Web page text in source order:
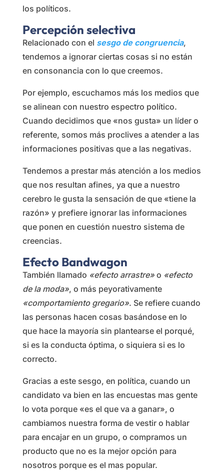
los políticos.
Percepción selectiva
Relacionado con el sesgo de congruencia,
tendemos a ignorar ciertas cosas si no están
en consonancia con lo que creemos.
Por ejemplo, escuchamos más los medios que
se alinean con nuestro espectro político.
Cuando decidimos que «nos gusta» un líder o
referente, somos más proclives a atender a las
informaciones positivas que a las negativas.
Tendemos a prestar más atención a los medios
que nos resultan afines, ya que a nuestro
cerebro le gusta la sensación de que «tiene la
razón» y prefiere ignorar las informaciones
que ponen en cuestión nuestro sistema de
creencias.
Efecto Bandwagon
También llamado «efecto arrastre»o «efecto
de la moda», o más peyorativamente
«comportamiento gregario». Se refiere cuando
las personas hacen cosas basándose en lo
que hace la mayoría sin plantearse el porqué,
si es la conducta óptima, o siquiera si es lo
correcto.
Gracias a este sesgo, en política, cuando un
candidato va bien en las encuestas mas gente
lo vota porque «es el que va a ganar», o
cambiamos nuestra forma de vestir o hablar
para encajar en un grupo, o compramos un
producto que no es la mejor opción para
nosotros porque es el mas popular.